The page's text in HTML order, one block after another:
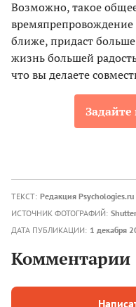
Возможно, такое
ближе, придаст
жизнь большей
что вы делаете
Задайте
ТЕКСТ: Редакция Psychologies.ru
ИСТОЧНИК ФОТОГРАФИЙ:
ДАТА ПУБЛИКАЦИИ: 1 декабря
Комментарии